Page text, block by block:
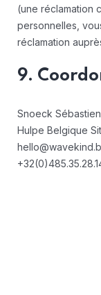
(une réclamation
personnelles,
réclamation
9.
Snoeck Sébastien
Hulpe Belgique
hello@